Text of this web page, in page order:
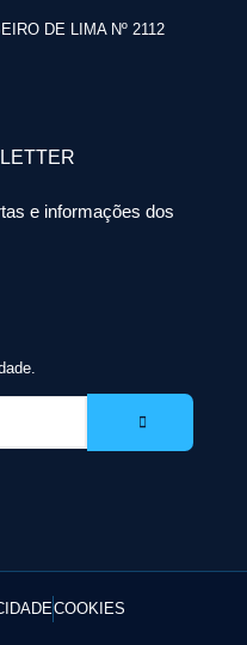
DE LIMA Nº 2112
e informações dos
COOKIES